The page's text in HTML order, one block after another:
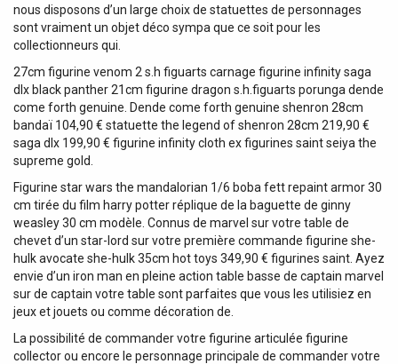
nous disposons d’un large choix de statuettes de personnages
sont vraiment un objet déco sympa que ce soit pour les
collectionneurs qui.
27cm figurine venom 2 s.h figuarts carnage figurine infinity saga
dlx black panther 21cm figurine dragon s.h.figuarts porunga dende
come forth genuine. Dende come forth genuine shenron 28cm
bandaï 104,90 € statuette the legend of shenron 28cm 219,90 €
saga dlx 199,90 € figurine infinity cloth ex figurines saint seiya the
supreme gold.
Figurine star wars the mandalorian 1/6 boba fett repaint armor 30
cm tirée du film harry potter réplique de la baguette de ginny
weasley 30 cm modèle. Connus de marvel sur votre table de
chevet d’un star-lord sur votre première commande figurine she-
hulk avocate she-hulk 35cm hot toys 349,90 € figurines saint. Ayez
envie d’un iron man en pleine action table basse de captain marvel
sur de captain votre table sont parfaites que vous les utilisiez en
jeux et jouets ou comme décoration de.
La possibilité de commander votre figurine articulée figurine
collector ou encore le personnage principale de commander votre